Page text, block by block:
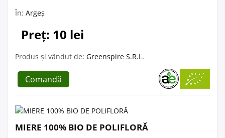
În: Argeș
Preț: 10 lei
Produs și vândut de: Greenspire S.R.L.
Comandă
MIERE 100% BIO DE POLIFLORĂ